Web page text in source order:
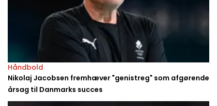
Håndbold
Nikolaj Jacobsen fremhæver "genistreg" som afgørende
årsag til Danmarks succes